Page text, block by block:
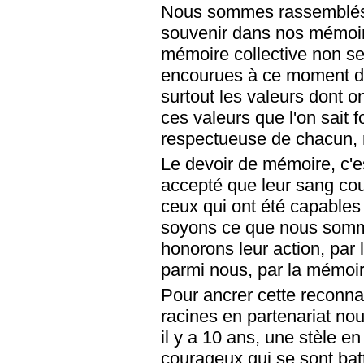
Nous sommes
souvenir dans nos
mémoire collective non
encourues à ce moment
surtout les valeurs dont
ces valeurs que l'on sait
respectueuse de
Le devoir de mémoire,
accepté que leur sang
ceux qui ont été
soyons ce que nous
honorons leur action,
parmi nous, par la
Pour ancrer cette
racines en partenariat
il y a 10 ans, une stèle
courageux qui se sont